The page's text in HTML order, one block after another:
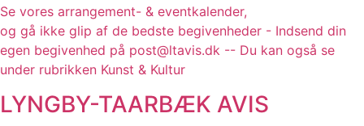
Se vores arrangement- & eventkalender,
og gå ikke glip af de bedste begivenheder - Indsend din
egen begivenhed på post@ltavis.dk -- Du kan også se
under rubrikken Kunst & Kultur
LYNGBY-TAARBÆK AVIS